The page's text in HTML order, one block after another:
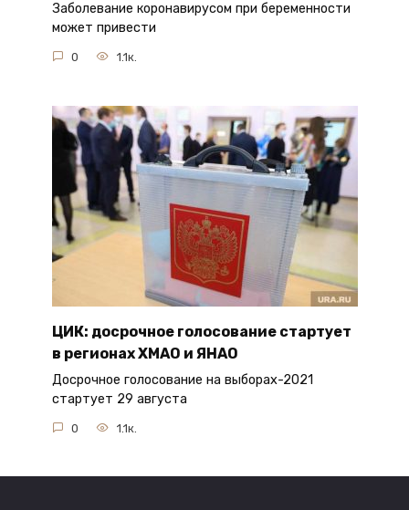
Заболевание коронавирусом при беременности
может привести
0 1.1к.
ЦИК: досрочное голосование стартует
в регионах ХМАО и ЯНАО
Досрочное голосование на выборах-2021
стартует 29 августа
0 1.1к.